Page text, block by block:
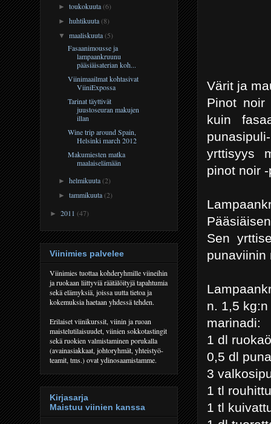
Värit ja
Pinot noir
kuin
yrttisyys
pinot noir
Sen
punaviinin
n. 1,5
marinadi:
1 dl
0,5 dl
3
1 tl
1 tl
►toukokuuta(6)
►huhtikuuta(8)
▼maaliskuuta(5)
Fasaanimousse ja
lampaankruunu
pääsiäisaterian koh...
Viinimaailmat kohtasivat
ViiniExpossa
Tarinat täyttivät
juustoseuran makujen
illan
Wine trip around Spain,
Helsinki march 2012
Makumiesten matka
maalaiselämään
►helmikuuta(2)
►tammikuuta(2)
► 2011 (47)
Viinimies palvelee
Viinimies tuottaa kohderyhmille viineihin
ja ruokaan liittyviä räätälöityjä tapahtumia
sekä elämyksiä, joissa uutta tietoa ja
kokemuksia haetaan yhdessä tehden.
Erilaiset viinikurssit, viinin ja ruoan
maistelutilaisuudet, viinien sokkotastingit
sekä ruokien valmistaminen porukalla
(avainasiakkaat, johtoryhmät, yhteistyö-
teamit, tms.) ovat ydinosaamistamme.
Kirjasarja
Maistuu viinien kanssa